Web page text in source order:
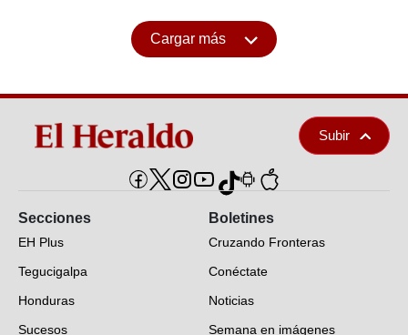
Cargar más
Subir
Secciones
EH Plus
Tegucigalpa
Honduras
Sucesos
Boletines
Cruzando Fronteras
Conéctate
Noticias
Semana en imágenes